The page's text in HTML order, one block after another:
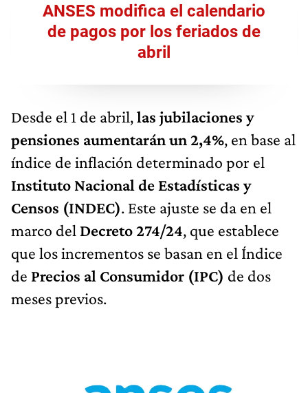
ANSES modifica el calendario
de pagos por los feriados de
abril
Desde el 1 de abril,las jubilaciones y
pensiones aumentarán un 2,4%, en base al
índice de inflación determinado por el
Instituto Nacional de Estadísticas y
Censos (INDEC). Este ajuste se da en el
marco del Decreto 274/24, que establece
que los incrementos se basan en el Índice
de Precios al Consumidor (IPC) de dos
meses previos.